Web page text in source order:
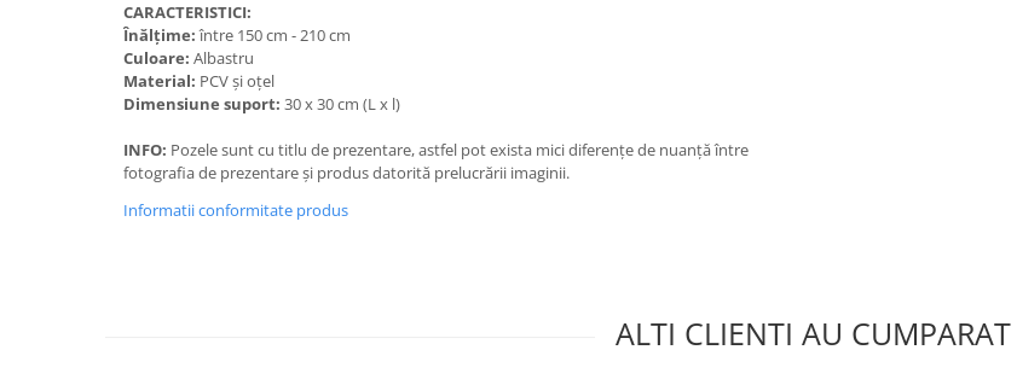
CARACTERISTICI:
Înălțime:între 150 cm - 210 cm
Culoare: Albastru
Material: PCV și oțel
Dimensiune suport: 30 x 30 cm (L x l)
INFO: Pozele sunt cu titlu de prezentare, astfel pot exista mici diferențe de nuanță între
fotografia de prezentare și produs datorită prelucrării imaginii.
Informatii conformitate produs
ALTI CLIENTI AU CUMPARAT